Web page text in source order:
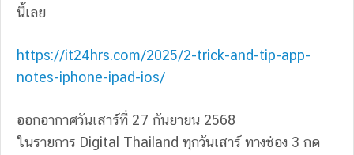
นี้เลย
https://it24hrs.com/2025/2-trick-and-tip-app-
notes-iphone-ipad-ios/
ออกอากาศวันเสาร์ที่ 27 กันยายน 2568
ในรายการ Digital Thailand ทุกวันเสาร์ ทางช่อง 3 กด